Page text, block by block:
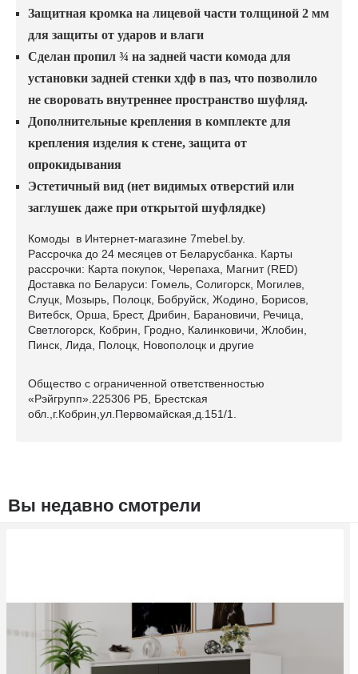
Защитная кромка на лицевой части толщиной 2 мм
для защиты от ударов и влаги
Сделан пропил ¾ на задней части комода для
установки задней стенки хдф в паз, что позволило
не своровать внутреннее пространство шуфляд.
Дополнительные крепления в комплекте для
крепления изделия к стене, защита от
опрокидывания
Эстетичный вид (нет видимых отверстий или
заглушек даже при открытой шуфлядке)
Комоды в Интернет-магазине 7mebel.by.
Рассрочка до 24 месяцев от Беларусбанка. Карты
рассрочки: Карта покупок, Черепаха, Магнит (RED)
Доставка по Беларуси: Гомель, Солигорск, Могилев,
Слуцк, Мозырь, Полоцк, Бобруйск, Жодино, Борисов,
Витебск, Орша, Брест, Дрибин, Барановичи, Речица,
Светлогорск, Кобрин, Гродно, Калинковичи, Жлобин,
Пинск, Лида, Полоцк, Новополоцк и другие
Общество с ограниченной ответственностью
«Рэйгрупп».225306 РБ, Брестская
обл.,г.Кобрин,ул.Первомайская,д.151/1.
Вы недавно смотрели